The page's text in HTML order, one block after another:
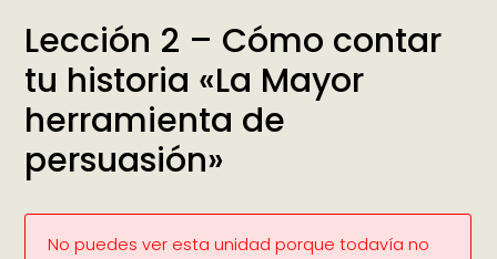
Lección 2 – Cómo contar
tu historia «La Mayor
herramienta de
persuasión»
No puedes ver esta unidad porque todavía no